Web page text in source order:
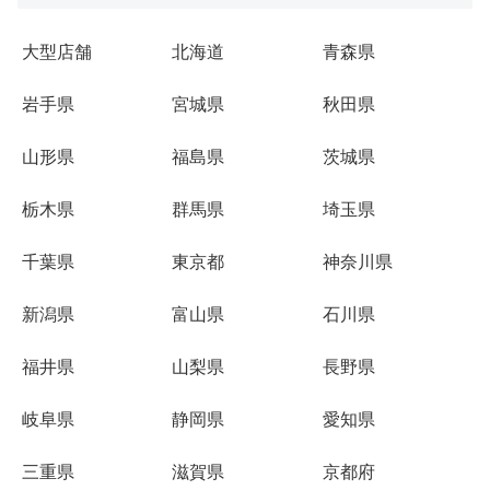
大型店舗 北海道 青森県
岩手県 宮城県 秋田県
山形県 福島県 茨城県
栃木県 群馬県 埼玉県
千葉県 東京都 神奈川県
新潟県 富山県 石川県
福井県 山梨県 長野県
岐阜県 静岡県 愛知県
三重県 滋賀県 京都府